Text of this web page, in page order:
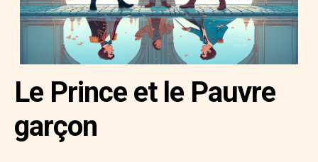
Le Prince et le Pauvre
garçon